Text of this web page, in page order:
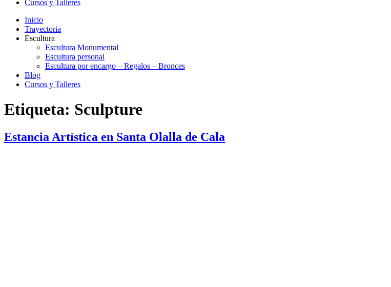
Cursos y Talleres
Inicio
Trayectoria
Escultura
Escultura Monumental
Escultura personal
Escultura por encargo – Regalos – Bronces
Blog
Cursos y Talleres
Etiqueta: Sculpture
Estancia Artística en Santa Olalla de Cala